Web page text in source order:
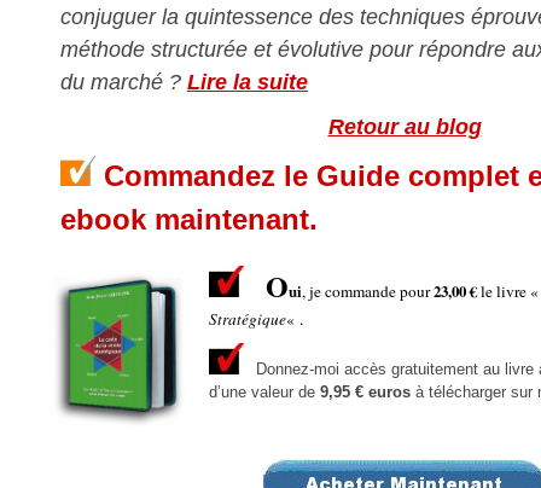
conjuguer la quintessence des techniques
méthode structurée et évolutive pour répondre
du marché ? Lire la suite
Retour au blog
Commandez le Guide complet
ebook maintenant.
Oui, je commande pour23,00 €le livre
Stratégique« .
Donnez-moi accès gratuitement au livre
d’une valeur de 9,95 € euros à télécharger sur